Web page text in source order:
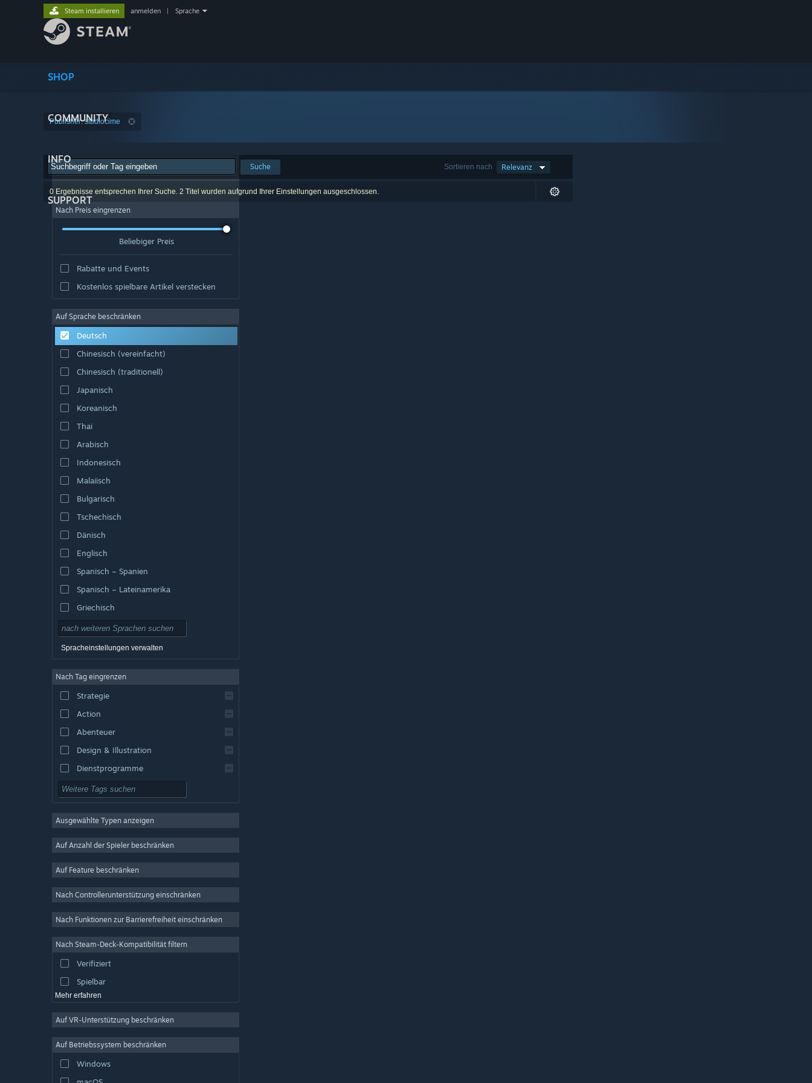
SHOP
COMMUNITY
INFO
SUPPORT
Steam installieren anmelden Sprache
Publisher: studiocime
Sortieren nach Relevanz
Suche
0 Ergebnisse entsprechen Ihrer Suche. 2 Titel wurden aufgrund Ihrer Einstellungen ausgeschlossen.
Nach Preis eingrenzen
Beliebiger Preis
Rabatte und Events
Kostenlos spielbare Artikel verstecken
Auf Sprache beschränken
Deutsch
Chinesisch (vereinfacht)
Chinesisch (traditionell)
Japanisch
Koreanisch
Thai
Arabisch
Indonesisch
Malaiisch
Bulgarisch
Tschechisch
Dänisch
Englisch
Spanisch – Spanien
Spanisch – Lateinamerika
Griechisch
Spracheinstellungen verwalten
Nach Tag eingrenzen
Strategie
Action
Abenteuer
Design & Illustration
Dienstprogramme
Kostenlos spielbar
MMO
Indie
Simulation
Videoproduktion
Fotobearbeitung
Ausgewählte Typen anzeigen
Auf Anzahl der Spieler beschränken
Auf Feature beschränken
Nach Controllerunterstützung einschränken
Nach Funktionen zur Barrierefreiheit einschränken
Nach Steam-Deck-Kompatibilität filtern
Verifiziert
Spielbar
Mehr erfahren
Auf VR-Unterstützung beschränken
Auf Betriebssystem beschränken
Windows